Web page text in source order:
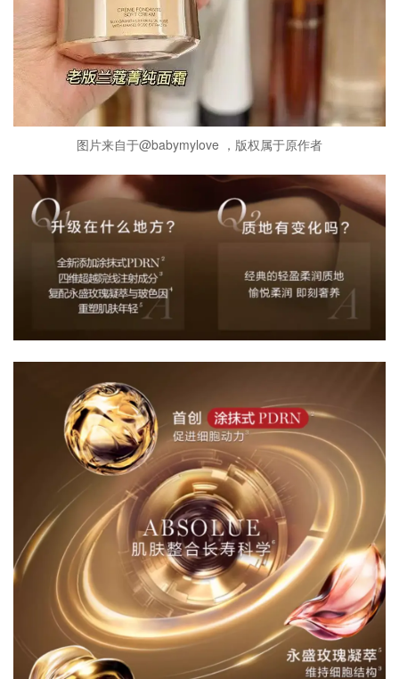
图片来自于@babymylove ，版权属于原作者